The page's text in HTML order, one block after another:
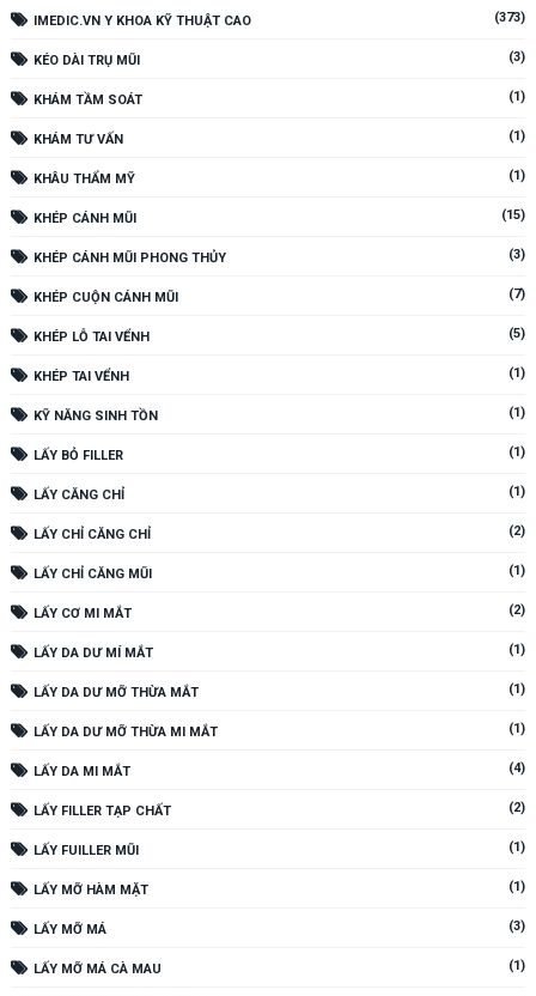
IMEDIC.VN Y KHOA KỸ THUẬT CAO (373)
KÉO DÀI TRỤ MŨI (3)
KHÁM TẦM SOÁT (1)
KHÁM TƯ VẤN (1)
KHÂU THẨM MỸ (1)
KHÉP CÁNH MŨI (15)
KHÉP CÁNH MŨI PHONG THỦY (3)
KHÉP CUỘN CÁNH MŨI (7)
KHÉP LỖ TAI VỂNH (5)
KHÉP TAI VỂNH (1)
KỸ NĂNG SINH TỒN (1)
LẤY BỎ FILLER (1)
LẤY CĂNG CHỈ (1)
LẤY CHỈ CĂNG CHỈ (2)
LẤY CHỈ CĂNG MŨI (1)
LẤY CƠ MI MẮT (2)
LẤY DA DƯ MÍ MẮT (1)
LẤY DA DƯ MỠ THỪA MẮT (1)
LẤY DA DƯ MỠ THỪA MI MẮT (1)
LẤY DA MI MẮT (4)
LẤY FILLER TẠP CHẤT (2)
LẤY FUILLER MŨI (1)
LẤY MỠ HÀM MẶT (1)
LẤY MỠ MÁ (3)
LẤY MỠ MÁ CÀ MAU (1)